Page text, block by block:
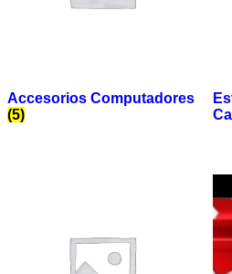
Accesorios Computadores
(5)